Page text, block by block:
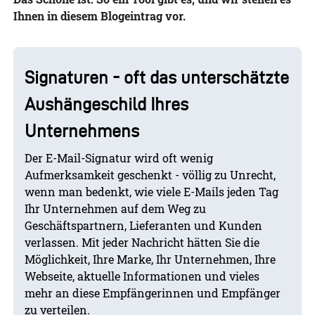
Ihnen in diesem Blogeintrag vor.
Signaturen - oft das unterschätzte
Aushängeschild Ihres
Unternehmens
Der E-Mail-Signatur wird oft wenig
Aufmerksamkeit geschenkt - völlig zu Unrecht,
wenn man bedenkt, wie viele E-Mails jeden Tag
Ihr Unternehmen auf dem Weg zu
Geschäftspartnern, Lieferanten und Kunden
verlassen. Mit jeder Nachricht hätten Sie die
Möglichkeit, Ihre Marke, Ihr Unternehmen, Ihre
Webseite, aktuelle Informationen und vieles
mehr an diese Empfängerinnen und Empfänger
zu verteilen.